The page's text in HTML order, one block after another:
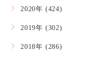
2020年 (424)
2019年 (302)
2018年 (286)